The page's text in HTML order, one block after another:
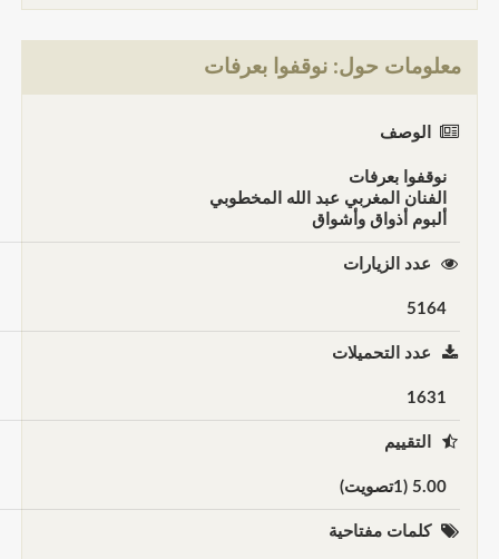
معلومات حول: نوقفوا بعرفات
الوصف
نوقفوا بعرفات
الفنان المغربي عبد الله المخطوبي
ألبوم أذواق وأشواق
عدد الزيارات
5164
عدد التحميلات
1631
التقييم
5.00 (1تصويت)
كلمات مفتاحية